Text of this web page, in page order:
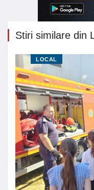
Stiri similare din
LOCAL